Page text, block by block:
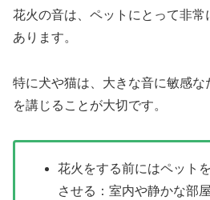
花火の音は、ペットにとって非
あります。
特に犬や猫は、大きな音に敏感
を講じることが大切です。
花火をする前にはペット
させる：室内や静かな部